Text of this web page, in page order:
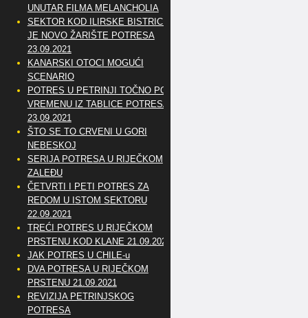
UNUTAR FILMA MELANCHOLIA
SEKTOR KOD ILIRSKE BISTRICE
JE NOVO ŽARIŠTE POTRESA
23.09.2021
KANARSKI OTOCI MOGUĆI
SCENARIO
POTRES U PETRINJI TOČNO PO
VREMENU IZ TABLICE POTRESA
23.09.2021
ŠTO SE TO CRVENI U GORI
NEBESKOJ
SERIJA POTRESA U RIJEČKOM
ZALEĐU
ČETVRTI I PETI POTRES ZA
REDOM U ISTOM SEKTORU
22.09.2021
TREĆI POTRES U RIJEČKOM
PRSTENU KOD KLANE 21.09.2021
JAK POTRES U CHILE-u
DVA POTRESA U RIJEČKOM
PRSTENU 21.09.2021
REVIZIJA PETRINJSKOG
POTRESA